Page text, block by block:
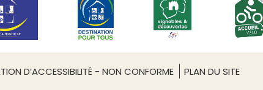
oui
D’ACCESSIBILITÉ - NON CONFORME PLAN DU SITE